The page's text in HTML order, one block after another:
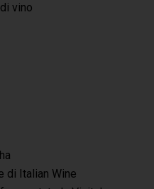
vino
di Italian Wine